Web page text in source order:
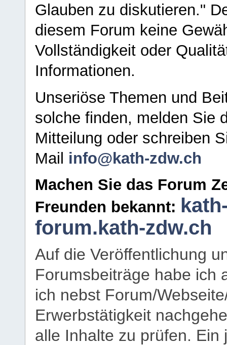
Glauben zu diskutieren."
diesem Forum keine
Vollständigkeit oder
Informationen.
Unseriöse Themen und
solche finden, melden Sie
Mitteilung oder schreiben
Mail info@kath-zdw.ch
Machen Sie das Forum
Freunden bekannt:
forum.kath-zdw.ch
Auf die Veröffentlichung
Forumsbeiträge habe ich
ich nebst Forum/
Erwerbstätigkeit
alle Inhalte zu prüfen.